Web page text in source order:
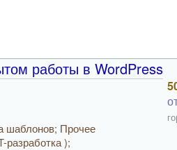
работы в WordPress
шаблонов; Прочее
разработка );